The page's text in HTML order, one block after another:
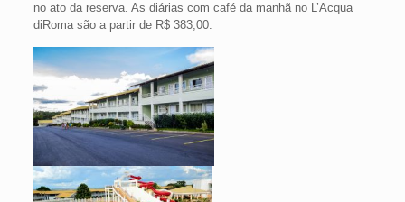
no ato da reserva. As diárias com café da manhã no L’Acqua
diRoma são a partir de R$ 383,00.